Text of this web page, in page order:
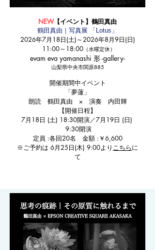
NEW【イベント】鶴田真由
鶴田真由｜写真展 「Lotus」
2026年7月18日(土)～2026年8月9日(日)
11:00～18:00（水曜定休）
​evam eva yamanashi 形 -gallery-​
山梨県中央市関原885
開催期間中イベント
「夢蓮」
朗読 鶴田真由 × 演奏 内田輝
【開催日程】
7月18日 (土) 18:30開演／7月19日 (日)
9:30開演
定員 :各回20名 金額 :￥6,600
※ご予約は 6月25日(木) 9:00より こちらに
て